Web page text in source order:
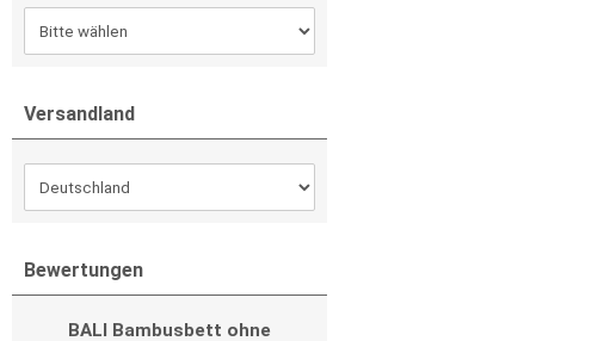
Versandland
Bewertungen
BALI Bambusbett ohne